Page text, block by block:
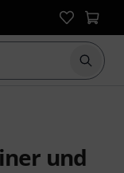
Suche
und